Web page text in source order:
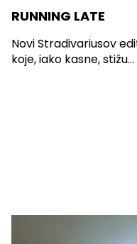
RUNNING LATE
Novi Stradivariusov
koje, iako kasne, stižu...